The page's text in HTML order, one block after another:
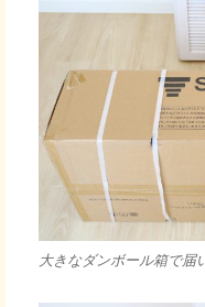
大きなダンボール箱で届